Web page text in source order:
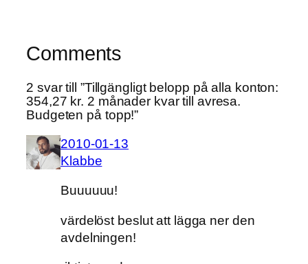
Comments
2 svar till ”Tillgängligt belopp på alla konton:
354,27 kr. 2 månader kvar till avresa.
Budgeten på topp!”
2010-01-13
Klabbe
Buuuuuu!
värdelöst beslut att lägga ner den
avdelningen!